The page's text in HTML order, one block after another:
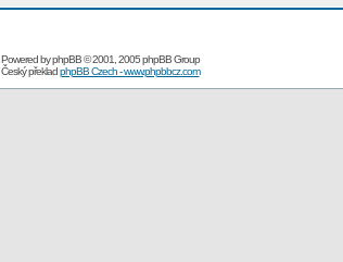
Powered byphpBB© 2001, 2005 phpBB Group
Český překladphpBB Czech - www.phpbbcz.com